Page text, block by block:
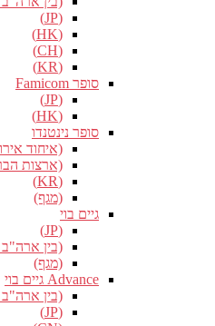
(JP)
(HK)
(CH)
(KR)
סופר Famicom
(JP)
(HK)
סופר נינטנדו
(איחוד
(ארצות
(KR)
(מגף)
גיים בוי
(JP)
(בין ארה"ב
(מגף)
Advance גיים בוי
(בין ארה"ב
(JP)